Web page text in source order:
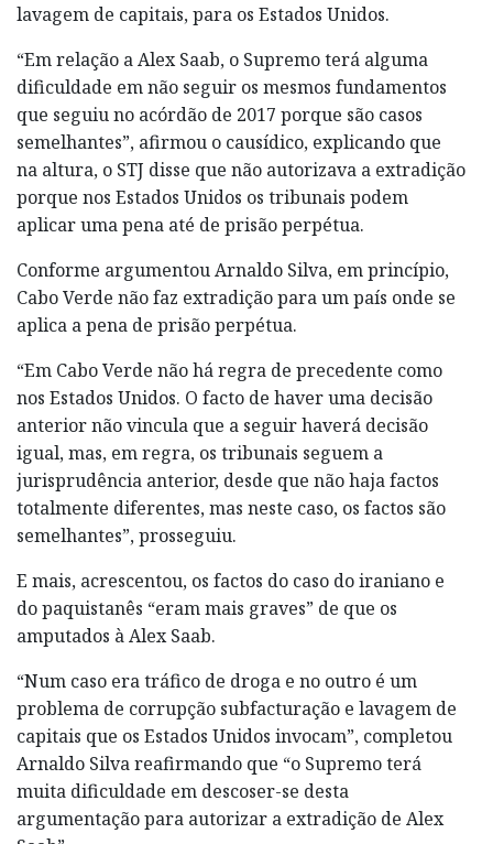
lavagem de capitais, para os Estados Unidos.
“Em relação a Alex Saab, o Supremo terá alguma
dificuldade em não seguir os mesmos fundamentos
que seguiu no acórdão de 2017 porque são casos
semelhantes”, afirmou o causídico, explicando que
na altura, o STJ disse que não autorizava a extradição
porque nos Estados Unidos os tribunais podem
aplicar uma pena até de prisão perpétua.
Conforme argumentou Arnaldo Silva, em princípio,
Cabo Verde não faz extradição para um país onde se
aplica a pena de prisão perpétua.
“Em Cabo Verde não há regra de precedente como
nos Estados Unidos. O facto de haver uma decisão
anterior não vincula que a seguir haverá decisão
igual, mas, em regra, os tribunais seguem a
jurisprudência anterior, desde que não haja factos
totalmente diferentes, mas neste caso, os factos são
semelhantes”, prosseguiu.
E mais, acrescentou, os factos do caso do iraniano e
do paquistanês “eram mais graves” de que os
amputados à Alex Saab.
“Num caso era tráfico de droga e no outro é um
problema de corrupção subfacturação e lavagem de
capitais que os Estados Unidos invocam”, completou
Arnaldo Silva reafirmando que “o Supremo terá
muita dificuldade em descoser-se desta
argumentação para autorizar a extradição de Alex